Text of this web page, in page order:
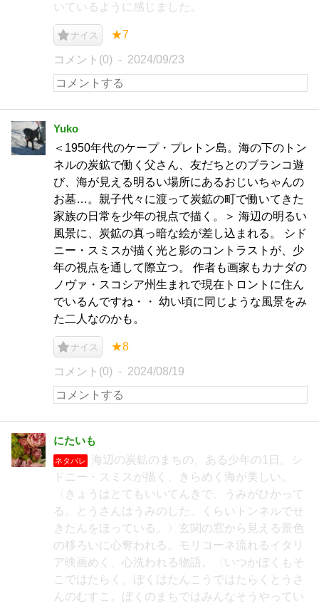
いているように感じました。
ナイス ★7
コメント(0) 2024/09/23
Yuko
＜1950年代のケープ・プレトン島。海の下のトン
ネルの炭鉱で働く父さん、友だちとのブランコ遊
び、海が見える明るい場所にあるおじいちゃんの
お墓…。親子代々に渡って炭鉱の町で働いてきた
家族の日常を少年の視点で描く。＞ 海辺の明るい
風景に、炭鉱の真っ暗な絵が差し込まれる。 シド
ニー・スミスが描く光と影のコントラストが、少
年の視点を通して際立つ。 作者も画家もカナダの
ノヴァ・スコシア州生まれで現在トロントに住ん
でいるんですね・・ 幼い頃に同じような風景をみ
た二人なのかも。
ナイス ★8
コメント(0) 2024/08/19
にたいも
ネタバレ
海辺の炭鉱のまちの、ある少年の1日。シ
ドニー・スミスが描く、きらめく海が美しい。
〈きょうはとてもいいてんきで、うみがひかって
る。とうさんはうみのした。くらいトンネルでせ
きたんをほっている。〉玄関の窓から見える景色
の移ろいに心奪われる。モリコーネ流れるイタリ
ア映画めく、心洗われる物語。〈いつかぼくもそ
こではたらく。ぼくはたんこうではたらくとうさ
んのむすこ。ぼくのまちではみんなそうやってい